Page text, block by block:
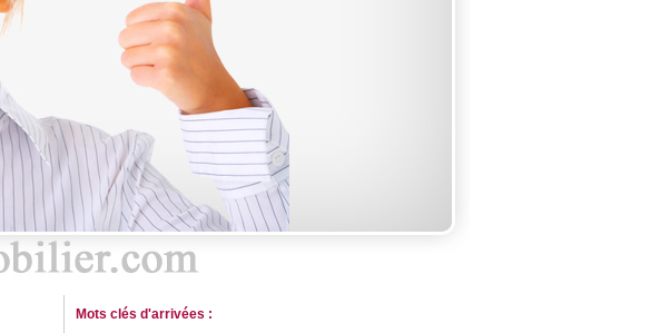
Mots clés d'arrivées :